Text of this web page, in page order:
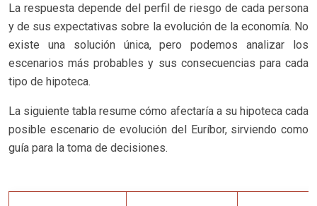
La respuesta depende del perfil de riesgo de cada persona
y de sus expectativas sobre la evolución de la economía. No
existe una solución única, pero podemos analizar los
escenarios más probables y sus consecuencias para cada
tipo de hipoteca.
La siguiente tabla resume cómo afectaría a su hipoteca cada
posible escenario de evolución del Euríbor, sirviendo como
guía para la toma de decisiones.